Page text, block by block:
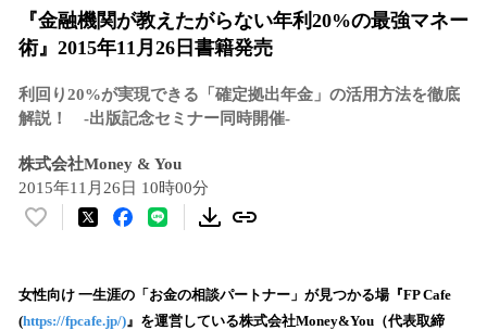
『金融機関が教えたがらない年利20%の最強マネー
術』2015年11月26日書籍発売
利回り20%が実現できる「確定拠出年金」の活用方法を徹底
解説！ -出版記念セミナー同時開催-
株式会社Money & You
2015年11月26日 10時00分
い
！
数
女性向け 一生涯の「お金の相談パートナー」が見つかる場『FP Cafe
(https://fpcafe.jp/)』を運営している株式会社Money&You（代表取締